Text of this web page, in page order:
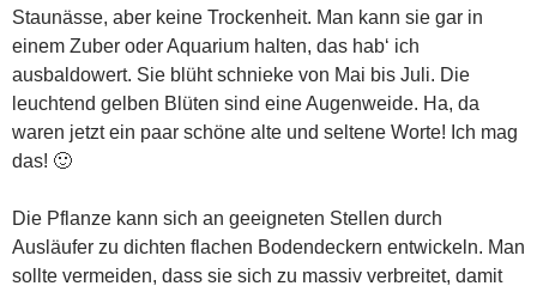
Staunässe, aber keine Trockenheit. Man kann sie gar in
einem Zuber oder Aquarium halten, das hab‘ ich
ausbaldowert. Sie blüht schnieke von Mai bis Juli. Die
leuchtend gelben Blüten sind eine Augenweide. Ha, da
waren jetzt ein paar schöne alte und seltene Worte! Ich mag
das! 🙂
Die Pflanze kann sich an geeigneten Stellen durch
Ausläufer zu dichten flachen Bodendeckern entwickeln. Man
sollte vermeiden, dass sie sich zu massiv verbreitet, damit